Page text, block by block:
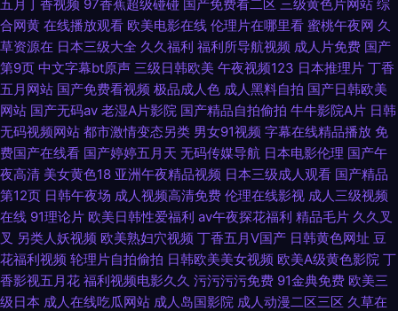
五月丁香视频 97香蕉超级碰碰 国产免费看二区 三级黄色片网站 综
合网黄 在线播放观看 欧美电影在线 伦理片在哪里看 蜜桃午夜网 久
草资源在 日本三级大全 久久福利 福利所导航视频 成人片免费 国产
第9页 中文字幕bt原声 三级日韩欧美 午夜视频123 日本推理片 丁香
五月网站 国产免费看视频 极品成人色 成人黑料自拍 国产日韩欧美
网站 国产无码av 老湿A片影院 国产精品自拍偷拍 牛牛影院A片 日韩
无码视频网站 都市激情变态另类 男女91视频 字幕在线精品播放 免
费国产在线看 国产婷婷五月天 无码传媒导航 日本电影伦理 国产午
夜高清 美女黄色18 亚洲午夜精品视频 日本三级成人观看 国产精品
第12页 日韩午夜场 成人视频高清免费 伦理在线影视 成人三级视频
在线 91理论片 欧美日韩性爱福利 av午夜探花福利 精品毛片 久久叉
叉 另类人妖视频 欧美熟妇穴视频 丁香五月V国产 日韩黄色网址 豆
花福利视频 轮理片自拍偷拍 日韩欧美美女视频 欧美A级黄色影院 丁
香影视五月花 福利视频电影久久 污污污污免费 91金典免费 欧美三
级日本 成人在线吃瓜网站 成人岛国影院 成人动漫二区三区 久草在